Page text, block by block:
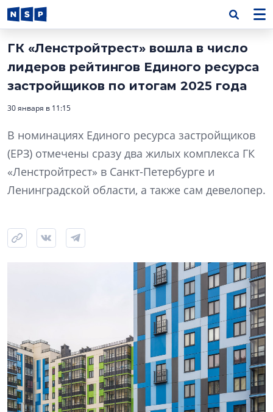
ГК «Ленстройтрест» вошла в число
лидеров рейтингов Единого ресурса
застройщиков по итогам 2025 года
30 января в 11:15
В номинациях Единого ресурса застройщиков
(ЕРЗ) отмечены сразу два жилых комплекса ГК
«Ленстройтрест» в Санкт-Петербурге и
Ленинградской области, а также сам девелопер.